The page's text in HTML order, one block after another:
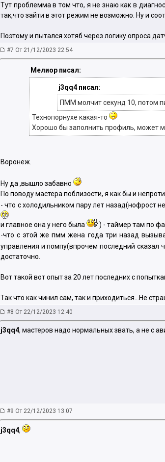
Тут проблемма в том что, я не знаю как в
так,что зайти в этот режим не возможно. Ну и
Поэтому и пытался хотяб через логику опроса
#7 От 21/12/2023 22:54
Мелиор писал:
j3qq4 писал:
ПММ молчит секунд 10, потом
Технопорнухе какая-то
Хорошо бы заполнить профиль, может
Воронеж.
Ну да ,вышло забавно
По поводу мастера поблизости, я как бы и
- что с холодильником пару лет назад(нофрост
и главное она у него была
) - таймер там по
-что с этой же пмм жена года три назад
управления и помпу(впрочем последний сказал
достаточно.
Вот такой вот опыт за 20 лет последних с
Так что как чинил сам, так и приходиться...Не
#8 От 22/12/2023 12:40
j3qq4, мастеров надо нормальных звать, а не с
#9 От 22/12/2023 13:07
j3qq4,